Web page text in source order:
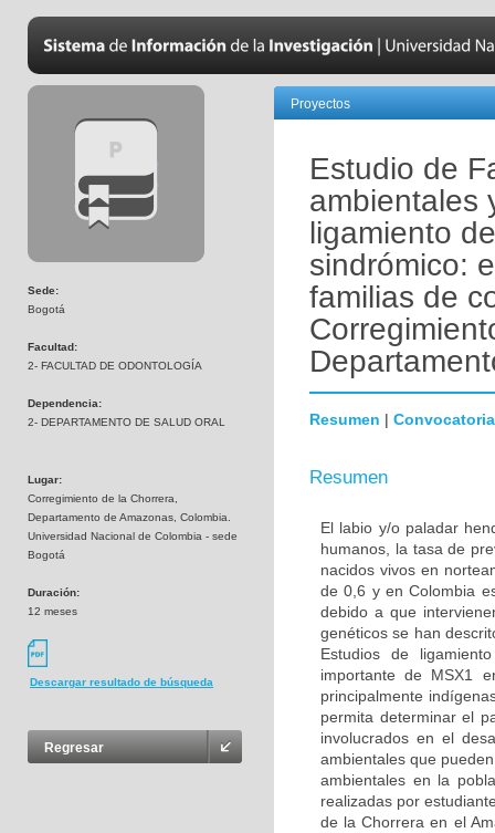
Sede:
Bogotá
Facultad:
2- FACULTAD DE ODONTOLOGÍA
Dependencia:
2- DEPARTAMENTO DE SALUD ORAL
Lugar:
Corregimiento de la Chorrera,
Departamento de Amazonas, Colombia.
Universidad Nacional de Colombia - sede
Bogotá
Duración:
12 meses
Descargar resultado de búsqueda
Regresar
Proyectos
Estudio de
ambientales
ligamiento
sindrómico:
familias de
Resumen | Convocatoria
Resumen
El labio y/o paladar
humanos, la tasa de
nacidos vivos en
de 0,6 y en Colombia
debido a que
genéticos se han
Estudios de
importante de MSX1
principalmente
permita determinar el
involucrados en el
ambientales que
ambientales en la
realizadas por
de la Chorrera en el